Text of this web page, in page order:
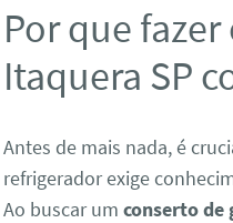
Por que
Itaquera SP
Antes de mais nada, é
refrigerador exige
Ao buscar umconserto de